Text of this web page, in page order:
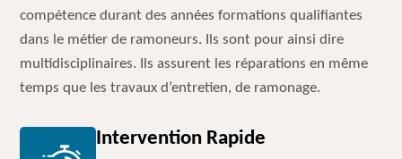
compétence durant des années formations qualifiantes
dans le métier de ramoneurs. Ils sont pour ainsi dire
multidisciplinaires. Ils assurent les réparations en même
temps que les travaux d’entretien, de ramonage.
Intervention Rapide